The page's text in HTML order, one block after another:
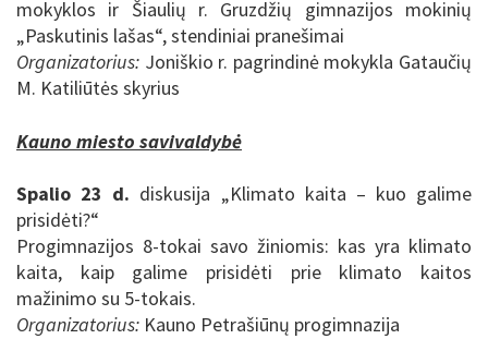
mokyklos ir Šiaulių r. Gruzdžių gimnazijos mokinių
„Paskutinis lašas“, stendiniai pranešimai
Organizatorius: Joniškio r. pagrindinė mokykla Gataučių
M. Katiliūtės skyrius
Kauno miesto savivaldybė
Spalio 23 d. diskusija „Klimato kaita – kuo galime
prisidėti?“
Progimnazijos 8-tokai savo žiniomis: kas yra klimato
kaita, kaip galime prisidėti prie klimato kaitos
mažinimo su 5-tokais.
Organizatorius: Kauno Petrašiūnų progimnazija